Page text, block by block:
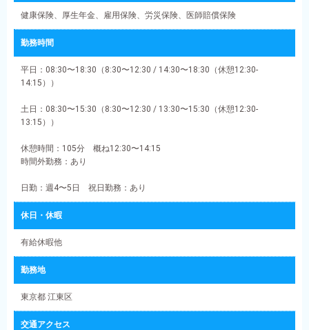
健康保険、厚生年金、雇用保険、労災保険、医師賠償保険
勤務時間
平日：08:30〜18:30（8:30〜12:30 / 14:30〜18:30（休憩12:30-
14:15））
土日：08:30〜15:30（8:30〜12:30 / 13:30〜15:30（休憩12:30-
13:15））
休憩時間：105分 概ね12:30〜14:15
時間外勤務：あり
日勤：週4〜5日 祝日勤務：あり
休日・休暇
有給休暇他
勤務地
東京都 江東区
交通アクセス